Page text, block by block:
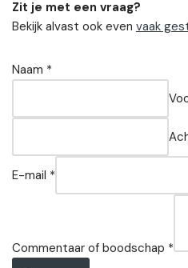
Zit je met een vraag?
Bekijk alvast ook even vaak
Naam *
E-mail *
Commentaar of boodschap *